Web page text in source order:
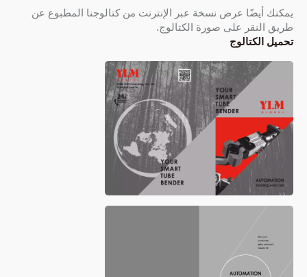
يمكنك أيضًا عرض نسخة عبر الإنترنت من كتالوجنا المطبوع عن
طريق النقر على صورة الكتالوج.
تحميل الكتالوج